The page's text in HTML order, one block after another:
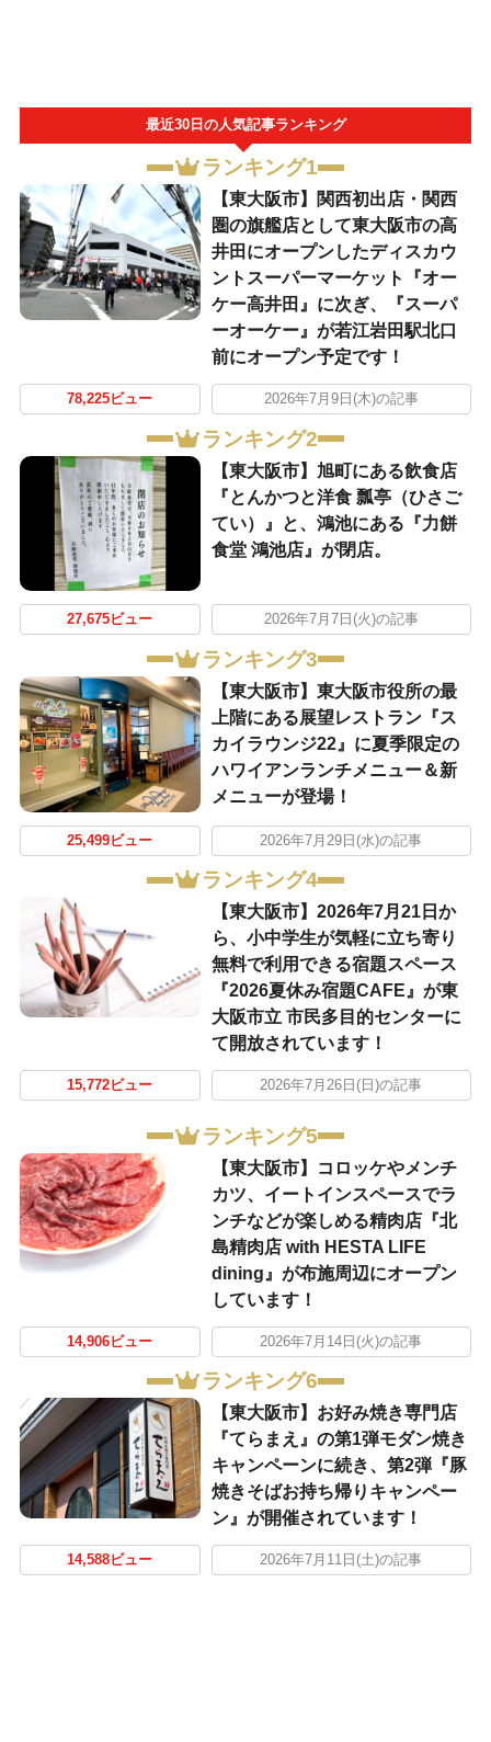
最近30日の人気記事ランキング
ランキング1
【東大阪市】関西初出店・関西
圏の旗艦店として東大阪市の高
井田にオープンしたディスカウ
ントスーパーマーケット『オー
ケー高井田』に次ぎ、『スーパ
ーオーケー』が若江岩田駅北口
前にオープン予定です！
78,225ビュー 2026年7月9日(木)の記事
ランキング2
【東大阪市】旭町にある飲食店
『とんかつと洋食 瓢亭（ひさご
てい）』と、鴻池にある『力餅
食堂 鴻池店』が閉店。
27,675ビュー 2026年7月7日(火)の記事
ランキング3
【東大阪市】東大阪市役所の最
上階にある展望レストラン『ス
カイラウンジ22』に夏季限定の
ハワイアンランチメニュー＆新
メニューが登場！
25,499ビュー 2026年7月29日(水)の記事
ランキング4
【東大阪市】2026年7月21日か
ら、小中学生が気軽に立ち寄り
無料で利用できる宿題スペース
『2026夏休み宿題CAFE』が東
大阪市立 市民多目的センターに
て開放されています！
15,772ビュー 2026年7月26日(日)の記事
ランキング5
【東大阪市】コロッケやメンチ
カツ、イートインスペースでラ
ンチなどが楽しめる精肉店『北
島精肉店 with HESTA LIFE
dining』が布施周辺にオープン
しています！
14,906ビュー 2026年7月14日(火)の記事
ランキング6
【東大阪市】お好み焼き専門店
『てらまえ』の第1弾モダン焼き
キャンペーンに続き、第2弾『豚
焼きそばお持ち帰りキャンペー
ン』が開催されています！
14,588ビュー 2026年7月11日(土)の記事